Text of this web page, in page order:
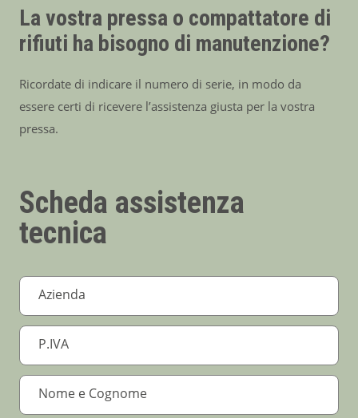
La vostra pressa o compattatore di
rifiuti ha bisogno di manutenzione?
Ricordate di indicare il numero di serie, in modo da
essere certi di ricevere l’assistenza giusta per la vostra
pressa.
Scheda assistenza
tecnica